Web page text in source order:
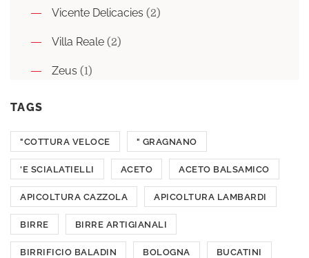
Vicente Delicacies (2)
Villa Reale (2)
Zeus (1)
TAGS
"COTTURA VELOCE " GRAGNANO
'E SCIALATIELLI ACETO ACETO BALSAMICO
APICOLTURA CAZZOLA APICOLTURA LAMBARDI
BIRRE BIRRE ARTIGIANALI
BIRRIFICIO BALADIN BOLOGNA BUCATINI